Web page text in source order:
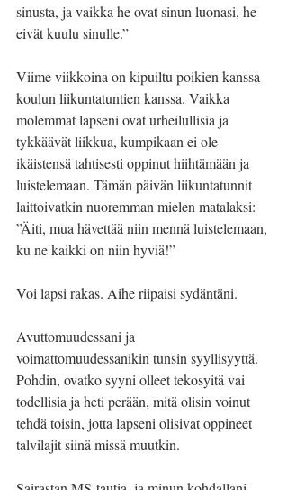
sinusta, ja vaikka he ovat sinun luonasi, he
eivät kuulu sinulle.”
Viime viikkoina on kipuiltu poikien kanssa
koulun liikuntatuntien kanssa. Vaikka
molemmat lapseni ovat urheilullisia ja
tykkäävät liikkua, kumpikaan ei ole
ikäistensä tahtisesti oppinut hiihtämään ja
luistelemaan. Tämän päivän liikuntatunnit
laittoivatkin nuoremman mielen matalaksi:
”Äiti, mua hävettää niin mennä luistelemaan,
ku ne kaikki on niin hyviä!”
Voi lapsi rakas. Aihe riipaisi sydäntäni.
Avuttomuudessani ja
voimattomuudessanikin tunsin syyllisyyttä.
Pohdin, ovatko syyni olleet tekosyitä vai
todellisia ja heti perään, mitä olisin voinut
tehdä toisin, jotta lapseni olisivat oppineet
talvilajit siinä missä muutkin.